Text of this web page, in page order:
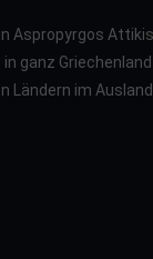
Aspropyrgos
ganz
Ländern im